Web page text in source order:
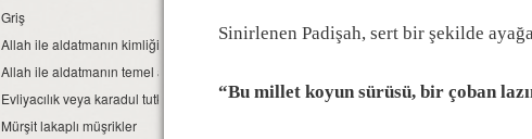
Griş
Allah ile aldatmanın kimliği
Allah ile aldatmanın temel aracı: Şeytan evliyası
Evliyacılık veya karadul tutkusu
Mürşit lakaplı müşrikler
Sinirlenen Padişah, sert bir şekilde
“Bu millet koyun sürüsü, bir çoban